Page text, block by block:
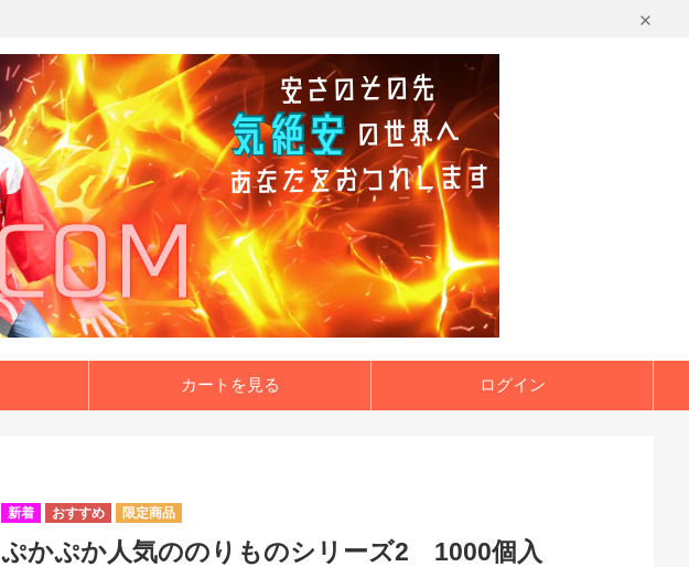
カートを見る ログイン
ぷかぷか人気ののりものシリーズ2 1000個入